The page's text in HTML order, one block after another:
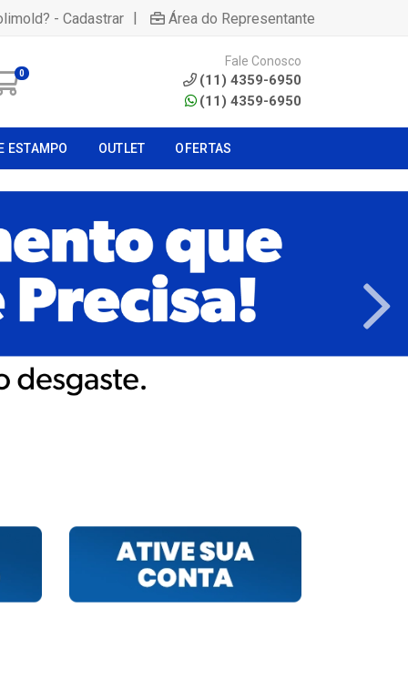
- Cadastrar | Área do Representante
0
Fale Conosco
(11) 4359-6950
(11) 4359-6950
ESTAMPO OUTLET OFERTAS